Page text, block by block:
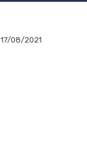
17/08/2021